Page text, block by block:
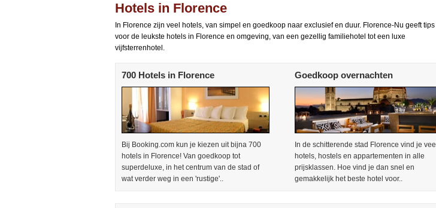
Hotels in Florence
In Florence zijn veel hotels, van simpel en goedkoop naar exclusief en duur. Florence-Nu geeft tips
voor de leukste hotels in Florence en omgeving, van een gezellig familiehotel tot een luxe
vijfsterrenhotel.
700 Hotels in Florence
Bij Booking.com kun je kiezen uit bijna 700
hotels in Florence! Van goedkoop tot
superdeluxe, in het centrum van de stad of
wat verder weg in een 'rustige'..
Goedkoop overnachten
In de schitterende stad Florence vind je veel
hotels, hostels en appartementen in alle
prijsklassen. Hoe vind je dan snel en
gemakkelijk het beste hotel voor..